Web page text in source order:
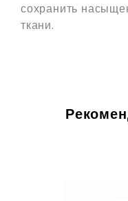
сохранить
ткани.